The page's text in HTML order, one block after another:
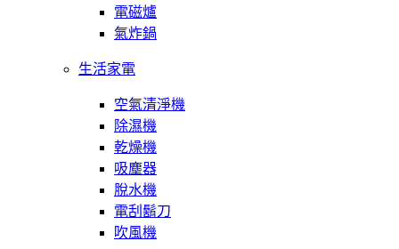
電磁爐
氣炸鍋
生活家電
空氣清淨機
除濕機
乾燥機
吸塵器
脫水機
電刮鬍刀
吹風機